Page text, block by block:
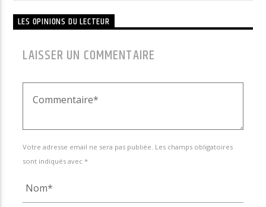
LES OPINIONS DU LECTEUR
LAISSER UN COMMENTAIRE
Votre adresse email ne sera pas publiée. Les champs obligatoires
sont indiqués avec *